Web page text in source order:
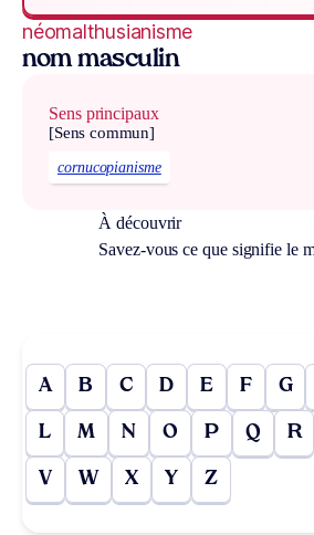
néomalthusianisme
nom masculin
Sens principaux
[Sens commun]
cornucopianisme
À découvrir
Savez-vous ce que signifie le
A B C D E F G
L M N O P Q R
V W X Y Z